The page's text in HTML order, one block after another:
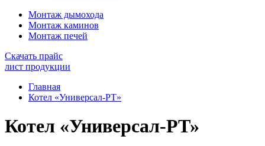
Монтаж дымохода
Монтаж каминов
Монтаж печей
Скачать прайс
лист продукции
Главная
Котел «Универсал-РТ»
Котел «Универсал-РТ»